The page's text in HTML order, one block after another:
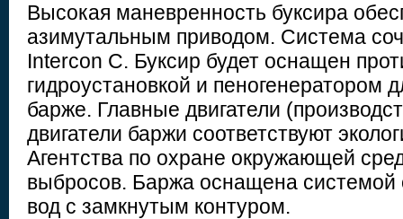
Высокая маневренность буксира
азимутальным приводом. Система
Intercon C. Буксир будет оснащен
гидроустановкой и пеногенератором
барже. Главные двигатели
двигатели баржи соответствуют
Агентства по охране окружающей
выбросов. Баржа оснащена системой
вод с замкнутым контуром.